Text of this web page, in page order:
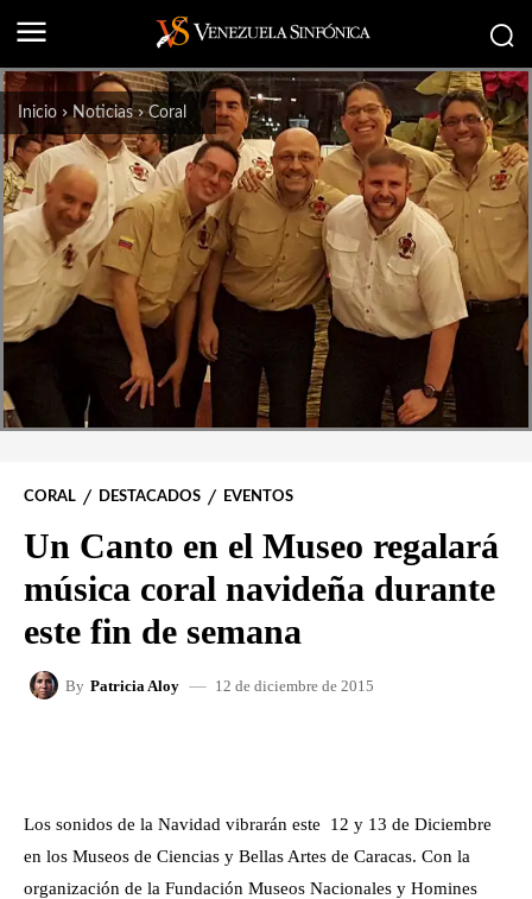
Inicio Noticias Coral
CORAL DESTACADOS EVENTOS
Un Canto en el Museo regalará
música coral navideña durante
este fin de semana
By Patricia Aloy 12 de diciembre de 2015
Los sonidos de la Navidad vibrarán este 12 y 13 de Diciembre
en los Museos de Ciencias y Bellas Artes de Caracas. Con la
organización de la Fundación Museos Nacionales y Homines